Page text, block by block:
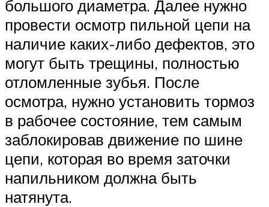
большого диаметра. Далее нужно
провести осмотр пильной цепи на
наличие каких-либо дефектов, это
могут быть трещины, полностью
отломленные зубья. После
осмотра, нужно установить тормоз
в рабочее состояние, тем самым
заблокировав движение по шине
цепи, которая во время заточки
напильником должна быть
натянута.